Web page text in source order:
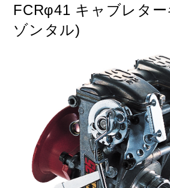
HUSQVANA
閉じる
FCRφ41 キャブレター
ゾンタル)